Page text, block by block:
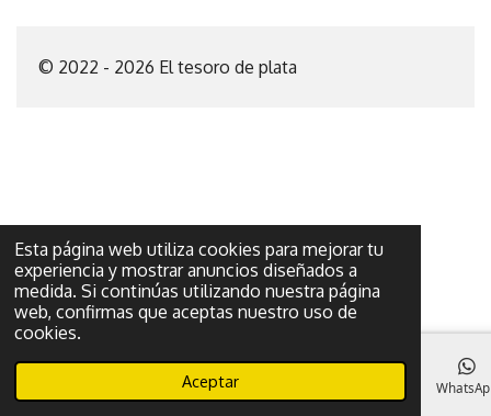
Esta página web utiliza cookies para mejorar tu
experiencia y mostrar anuncios diseñados a
medida. Si continúas utilizando nuestra página
web, confirmas que aceptas nuestro uso de
cookies.
Aceptar
r
© 2022 - 2026 El tesoro de plata
Teléfono